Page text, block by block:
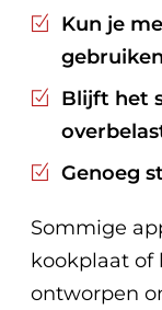
Kun je
Blijft het
Genoeg
Sommige
kookplaat of
ontworpen